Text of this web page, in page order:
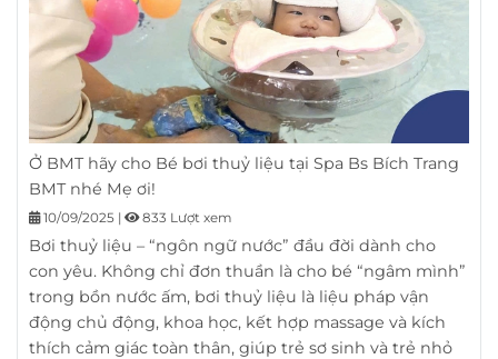
Ở BMT hãy cho Bé bơi thuỷ liệu tại Spa Bs Bích Trang
BMT nhé Mẹ ơi!
10/09/2025 | 833 Lượt xem
Bơi thuỷ liệu – “ngôn ngữ nước” đầu đời dành cho
con yêu. Không chỉ đơn thuần là cho bé “ngâm mình”
trong bồn nước ấm, bơi thuỷ liệu là liệu pháp vận
động chủ động, khoa học, kết hợp massage và kích
thích cảm giác toàn thân, giúp trẻ sơ sinh và trẻ nhỏ